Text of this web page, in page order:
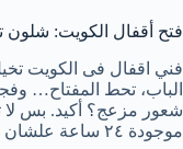
فتح أقفال الكويت: شلون
فني اقفال فى الكويت
الباب، تحط المفتاح…
شعور مزعج؟ أكيد. بس لا
موجودة ٢٤ ساعة علشان هالمواقف تحديدًا.